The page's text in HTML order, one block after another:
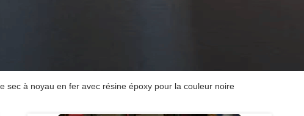
sec à noyau en fer avec résine époxy pour la couleur noire